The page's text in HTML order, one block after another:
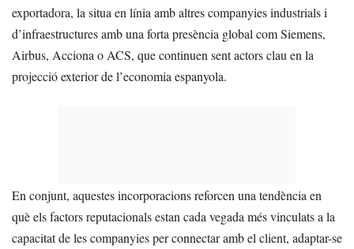
exportadora, la situa en línia amb altres companyies industrials i
d’infraestructures amb una forta presència global com Siemens,
Airbus, Acciona o ACS, que continuen sent actors clau en la
projecció exterior de l’economia espanyola.
En conjunt, aquestes incorporacions reforcen una tendència en
què els factors reputacionals estan cada vegada més vinculats a la
capacitat de les companyies per connectar amb el client, adaptar-se